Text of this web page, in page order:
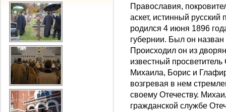
Православия,
аскет, истинный
родился 4 июня 1896
губернии. Был он назван
Происходил он из
известный
Михаила, Борис и
возгревая в нем
своему Отечеству.
гражданской службе